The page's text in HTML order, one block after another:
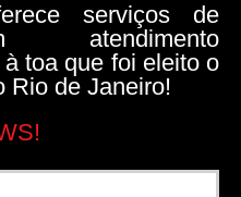
serviços de
atendimento
toa que foi eleito o
Rio de Janeiro!